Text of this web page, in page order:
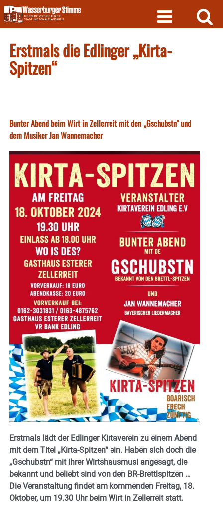
Skip
to
content
Erstmals die Edlinger „Kirta-
Spitzen“
Bunter Abend beim Wirt in Zellerreit mit den „Gschubstn" und
dem Musiker Jan Wannemacher
Erstmals lädt der Edlinger Kirtaverein zu einem Abend
mit dem Titel „Kirta-Spitzen“ ein. Haben sich doch die
„Gschubstn“ mit ihrer Wirtshausmusi angesagt, die
bekannt und beliebt sind von den BR-Brettlspitzen …
Die Veranstaltung findet am kommenden Freitag, 18.
Oktober, um 19.30 Uhr beim Wirt in Zellerreit statt.